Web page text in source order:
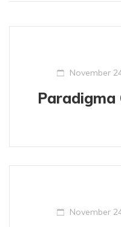
November
Paradigma
November